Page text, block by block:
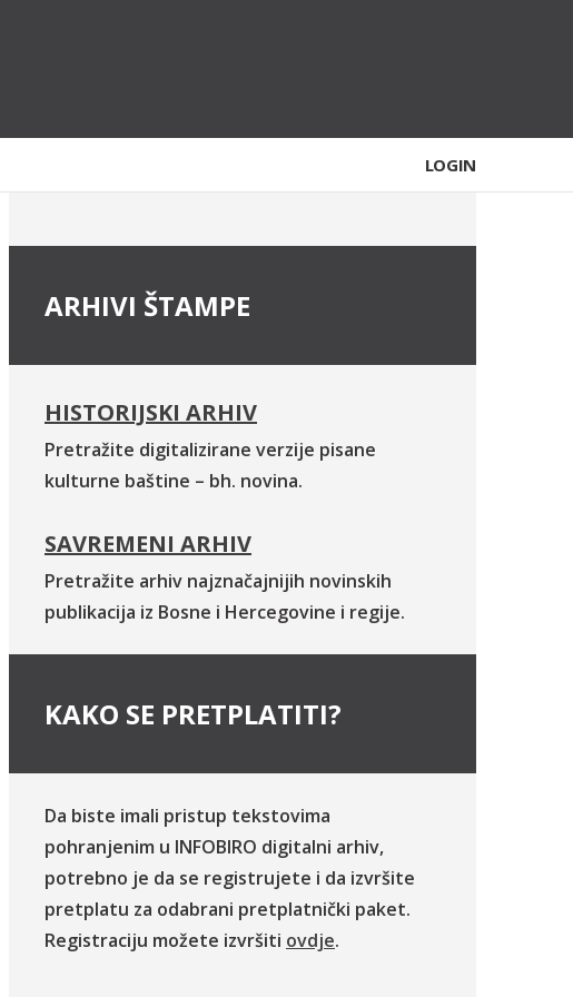
LOGIN
ARHIVI ŠTAMPE
HISTORIJSKI ARHIV
Pretražite digitalizirane verzije pisane
kulturne baštine – bh. novina.
SAVREMENI ARHIV
Pretražite arhiv najznačajnijih novinskih
publikacija iz Bosne i Hercegovine i regije.
KAKO SE PRETPLATITI?
Da biste imali pristup tekstovima
pohranjenim u INFOBIRO digitalni arhiv,
potrebno je da se registrujete i da izvršite
pretplatu za odabrani pretplatnički paket.
Registraciju možete izvršiti ovdje.